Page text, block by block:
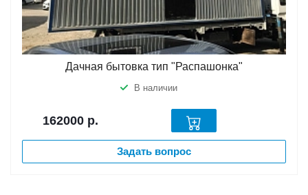
Дачная бытовка тип "Распашонка"
В наличии
162000 р.
Задать вопрос